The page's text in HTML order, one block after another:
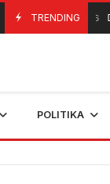
TRENDING
08/08/2026
POLITIKA